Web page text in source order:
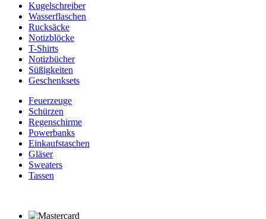
Kugelschreiber
Wasserflaschen
Rucksäcke
Notizblöcke
T-Shirts
Notizbücher
Süßigkeiten
Geschenksets
Feuerzeuge
Schürzen
Regenschirme
Powerbanks
Einkaufstaschen
Gläser
Sweaters
Tassen